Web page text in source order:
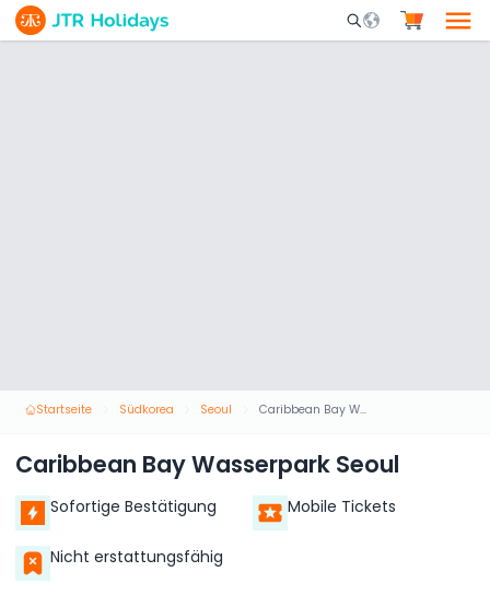
Mobile Search
Startseite Südkorea Seoul Caribbean Bay Wasserpark Seoul
Caribbean Bay Wasserpark Seoul
Sofortige Bestätigung Mobile Tickets
Nicht erstattungsfähig